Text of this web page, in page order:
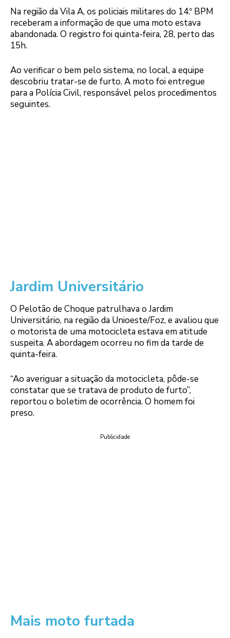
Na região da Vila A, os policiais militares do 14.º BPM
receberam a informação de que uma moto estava
abandonada. O registro foi quinta-feira, 28, perto das
15h.
Ao verificar o bem pelo sistema, no local, a equipe
descobriu tratar-se de furto. A moto foi entregue
para a Polícia Civil, responsável pelos procedimentos
seguintes.
Jardim Universitário
O Pelotão de Choque patrulhava o Jardim
Universitário, na região da Unioeste/Foz, e avaliou que
o motorista de uma motocicleta estava em atitude
suspeita. A abordagem ocorreu no fim da tarde de
quinta-feira.
“Ao averiguar a situação da motocicleta, pôde-se
constatar que se tratava de produto de furto”,
reportou o boletim de ocorrência. O homem foi
preso.
Publicidade
Mais moto furtada